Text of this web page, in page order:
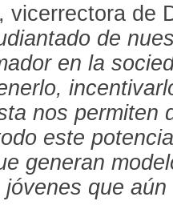
vicerrectora de
de
en la
nos permiten
este
generan
que